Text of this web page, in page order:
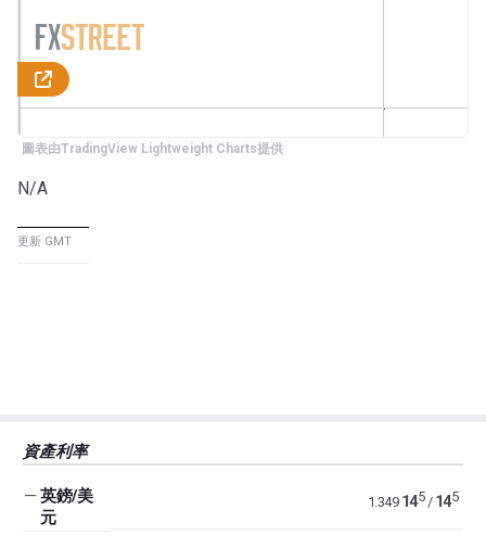
圖表由TradingView Lightweight Charts提供
N/A
更新 GMT
資產利率
— 英鎊/美
元
1.349 145/ 145